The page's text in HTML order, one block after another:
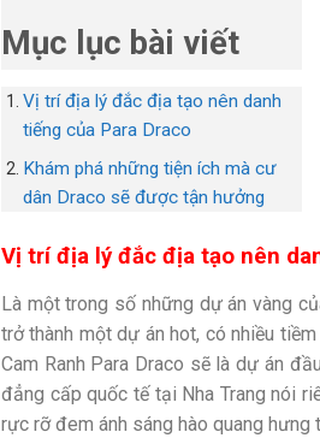
Mục lục bài viết
Vị trí địa lý đắc địa tạo nên danh
tiếng của Para Draco
Khám phá những tiện ích mà cư
dân Draco sẽ được tận hưởng
Vị trí địa lý đắc địa tạo nên
Là một trong số những dự án vàng
trở thành một dự án hot, có nhiều
Cam Ranh Para Draco sẽ là dự án
đẳng cấp quốc tế tại Nha Trang nói
rực rỡ đem ánh sáng hào quang